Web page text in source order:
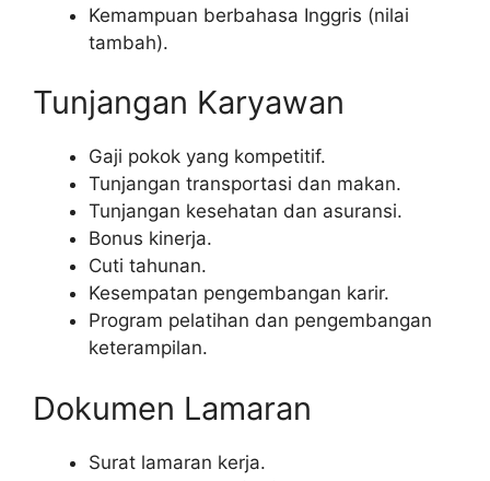
Kemampuan berbahasa Inggris (nilai
tambah).
Tunjangan Karyawan
Gaji pokok yang kompetitif.
Tunjangan transportasi dan makan.
Tunjangan kesehatan dan asuransi.
Bonus kinerja.
Cuti tahunan.
Kesempatan pengembangan karir.
Program pelatihan dan pengembangan
keterampilan.
Dokumen Lamaran
Surat lamaran kerja.